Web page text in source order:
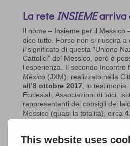
La rete INSIEMEarriva
Il nome – Insieme per il Messico
dice tutto. Forse non si riuscirà a
il significato di questa “Unione
Cattolici” del Messico, però è
l’esperienza. Il secondo Incontro
México(JXM), realizzato nella
all’8 ottobre 2017 , lo
Ecclesiali, Associazioni di laici,
rappresentanti dei consigli dei
Messico (quasi la totalità), circa
valori del Vangelo, dell’Amore.